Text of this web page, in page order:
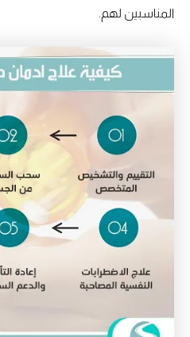
المناسبين لهم.